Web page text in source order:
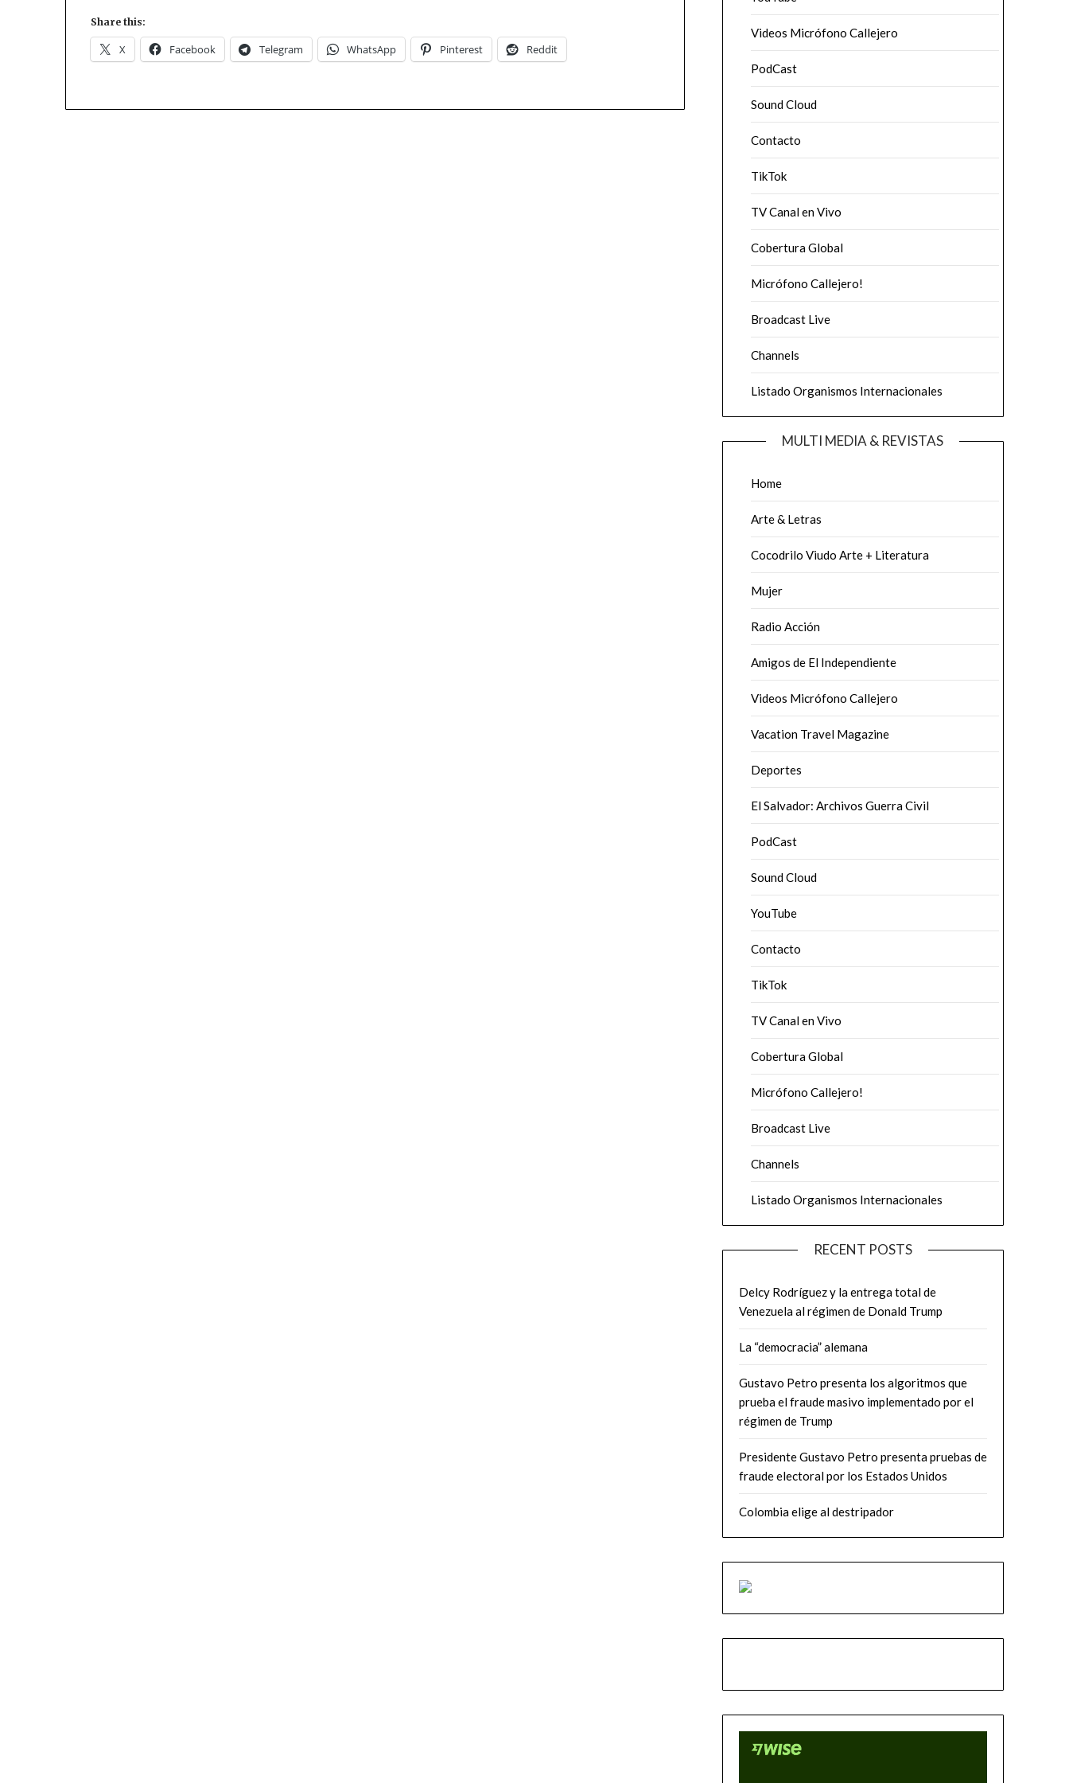
Share this:
X Facebook Telegram WhatsApp Pinterest Reddit
Videos Micrófono Callejero
PodCast
Sound Cloud
Contacto
TikTok
TV Canal en Vivo
Cobertura Global
Micrófono Callejero!
Broadcast Live
Channels
Listado Organismos Internacionales
MULTI MEDIA & REVISTAS
Home
Arte & Letras
Cocodrilo Viudo Arte + Literatura
Mujer
Radio Acción
Amigos de El Independiente
Videos Micrófono Callejero
Vacation Travel Magazine
Deportes
El Salvador: Archivos Guerra Civil
PodCast
Sound Cloud
YouTube
Contacto
TikTok
TV Canal en Vivo
Cobertura Global
Micrófono Callejero!
Broadcast Live
Channels
Listado Organismos Internacionales
RECENT POSTS
Delcy Rodríguez y la entrega total de
Venezuela al régimen de Donald Trump
La “democracia” alemana
Gustavo Petro presenta los algoritmos que
prueba el fraude masivo implementado por el
régimen de Trump
Presidente Gustavo Petro presenta pruebas de
fraude electoral por los Estados Unidos
Colombia elige al destripador